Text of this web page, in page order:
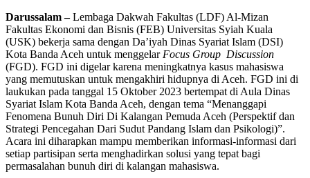
Darussalam –Lembaga Dakwah Fakultas (LDF) Al-Mizan
Fakultas Ekonomi dan Bisnis (FEB) Universitas Syiah Kuala
(USK) bekerja sama dengan Da’iyah Dinas Syariat Islam (DSI)
Kota Banda Aceh untuk menggelar Focus Group Discussion
(FGD). FGD ini digelar karena meningkatnya kasus mahasiswa
yang memutuskan untuk mengakhiri hidupnya di Aceh. FGD ini di
laukukan pada tanggal 15 Oktober 2023 bertempat di Aula Dinas
Syariat Islam Kota Banda Aceh, dengan tema “Menanggapi
Fenomena Bunuh Diri Di Kalangan Pemuda Aceh (Perspektif dan
Strategi Pencegahan Dari Sudut Pandang Islam dan Psikologi)”.
Acara ini diharapkan mampu memberikan informasi-informasi dari
setiap partisipan serta menghadirkan solusi yang tepat bagi
permasalahan bunuh diri di kalangan mahasiswa.